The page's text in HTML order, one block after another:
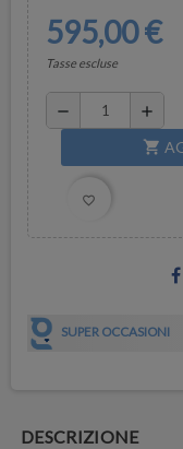
595,00 €
Tasse escluse
remove add
shopping_cart
favorite_border
SUPER OCCASIONI
DESCRIZIONE